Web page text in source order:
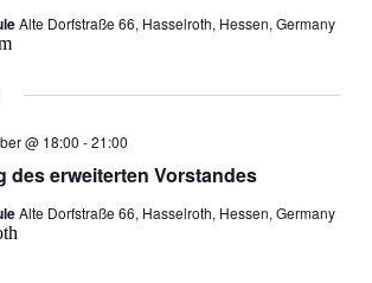
Alte Dorfstraße 66, Hasselroth, Hessen, Germany
des erweiterten Vorstandes
@ 18:00 -21:00
Alte Dorfstraße 66, Hasselroth, Hessen, Germany